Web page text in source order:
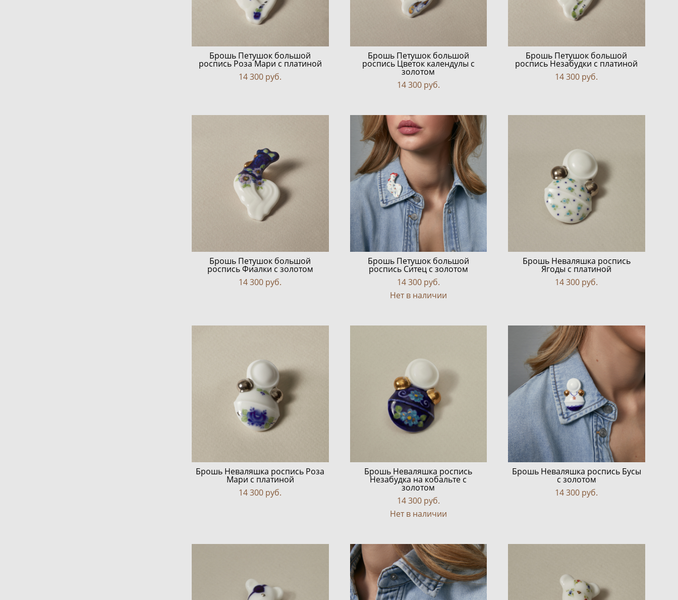
Брошь Петушок большой
роспись Роза Мари с платиной
14 300 pуб.
Брошь Петушок большой
роспись Цветок календулы с
золотом
14 300 pуб.
Брошь Петушок большой
роспись Незабудки с платиной
14 300 pуб.
Брошь Петушок большой
роспись Фиалки с золотом
14 300 pуб.
Брошь Петушок большой
роспись Ситец с золотом
14 300 pуб.
Нет в наличии
Брошь Неваляшка роспись
Ягоды с платиной
14 300 pуб.
Брошь Неваляшка роспись Роза
Мари с платиной
14 300 pуб.
Брошь Неваляшка роспись
Незабудка на кобальте с
золотом
14 300 pуб.
Нет в наличии
Брошь Неваляшка роспись Бусы
с золотом
14 300 pуб.